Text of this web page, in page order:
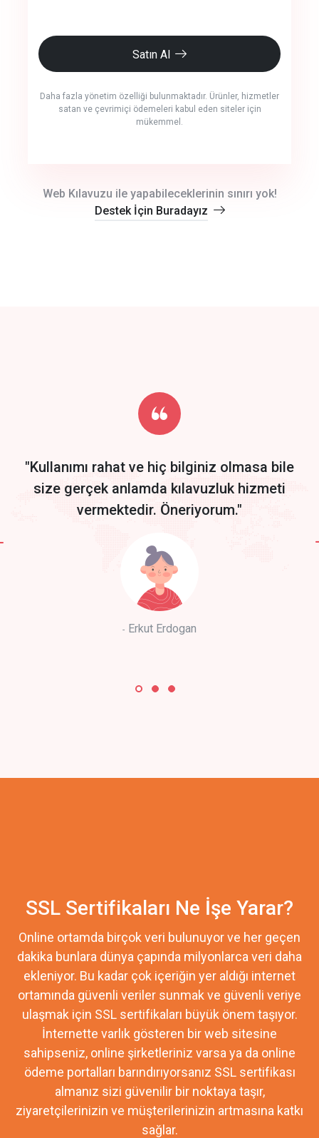
Satın Al
Daha fazla yönetim özelliği bulunmaktadır. Ürünler, hizmetler
satan ve çevrimiçi ödemeleri kabul eden siteler için
mükemmel.
Start by trying our service for 30 days free trial no credit card
required.
Web Kılavuzu ile yapabileceklerinin sınırı yok!
Destek İçin Buradayız
"Kullanımı rahat ve hiç bilginiz olmasa bile
size gerçek anlamda kılavuzluk hizmeti
vermektedir. Öneriyorum."
Erkut Erdogan
SSL Sertifikaları Ne İşe Yarar?
Online ortamda birçok veri bulunuyor ve her geçen
dakika bunlara dünya çapında milyonlarca veri daha
ekleniyor. Bu kadar çok içeriğin yer aldığı internet
ortamında güvenli veriler sunmak ve güvenli veriye
ulaşmak için SSL sertifikaları büyük önem taşıyor.
İnternette varlık gösteren bir web sitesine
sahipseniz, online şirketleriniz varsa ya da online
ödeme portalları barındırıyorsanız SSL sertifikası
almanız sizi güvenilir bir noktaya taşır,
ziyaretçilerinizin ve müşterilerinizin artmasına katkı
sağlar.